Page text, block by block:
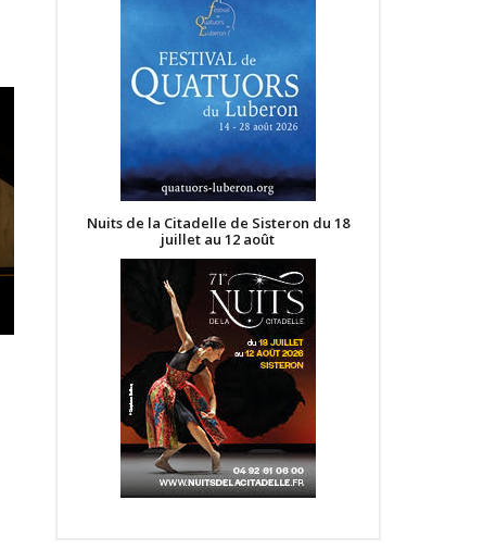
Nuits de la Citadelle de Sisteron du 18
juillet au 12 août